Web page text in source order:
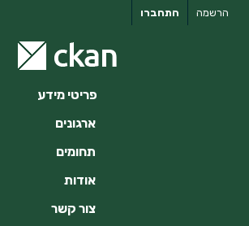
התחברו הרשמה
פריטי מידע
ארגונים
תחומים
אודות
צור קשר